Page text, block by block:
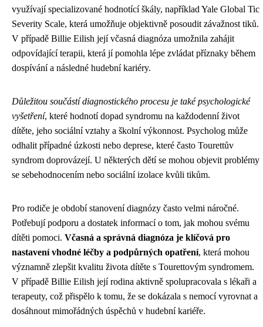
využívají specializované hodnotící škály, například Yale Global Tic
Severity Scale, která umožňuje objektivně posoudit závažnost tiků.
V případě Billie Eilish její včasná diagnóza umožnila zahájit
odpovídající terapii, která jí pomohla lépe zvládat příznaky během
dospívání a následné hudební kariéry.
Důležitou součástí diagnostického procesu je také psychologické
vyšetření, které hodnotí dopad syndromu na každodenní život
dítěte, jeho sociální vztahy a školní výkonnost. Psycholog může
odhalit případné úzkosti nebo deprese, které často Tourettův
syndrom doprovázejí. U některých dětí se mohou objevit problémy
se sebehodnocením nebo sociální izolace kvůli tikům.
Pro rodiče je období stanovení diagnózy často velmi náročné.
Potřebují podporu a dostatek informací o tom, jak mohou svému
dítěti pomoci. Včasná a správná diagnóza je klíčová pro
nastavení vhodné léčby a podpůrných opatření, která mohou
významně zlepšit kvalitu života dítěte s Tourettovým syndromem.
V případě Billie Eilish její rodina aktivně spolupracovala s lékaři a
terapeuty, což přispělo k tomu, že se dokázala s nemocí vyrovnat a
dosáhnout mimořádných úspěchů v hudební kariéře.